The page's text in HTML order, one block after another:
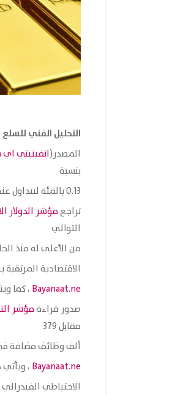
التحليل الفني للسلع
المصدر(انفينيتي
بنسبة
0.13 بالمئة لتتداول عند 1,731.48دولار للأونصة مقارنة مع الافتتاحية عند 1,729.31دولار للأونصة ، مع وذلك مع
تراجعمؤشر الدولار
التوالي
من الأعلى له منذ الخامس من نوفمبر 2020 ، وفقاً
الاقتصادية
Bayanaat.ne ، كما
صدور قراءةمؤشر
مقابل 379
ألف وظائف مضافة
Bayanaat.ne ،
الاحتياطي